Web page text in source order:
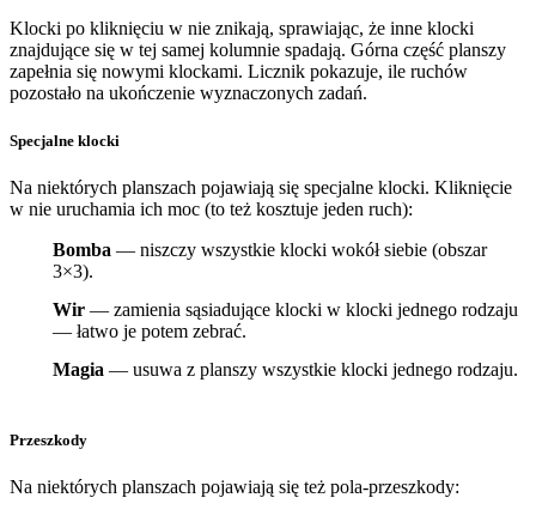
Klocki po kliknięciu w nie znikają, sprawiając, że inne klocki
znajdujące się w tej samej kolumnie spadają. Górna część planszy
zapełnia się nowymi klockami. Licznik pokazuje, ile ruchów
pozostało na ukończenie wyznaczonych zadań.
Specjalne klocki
Na niektórych planszach pojawiają się specjalne klocki. Kliknięcie
w nie uruchamia ich moc (to też kosztuje jeden ruch):
Bomba — niszczy wszystkie klocki wokół siebie (obszar
3×3).
Wir — zamienia sąsiadujące klocki w klocki jednego rodzaju
— łatwo je potem zebrać.
Magia — usuwa z planszy wszystkie klocki jednego rodzaju.
Przeszkody
Na niektórych planszach pojawiają się też pola-przeszkody: